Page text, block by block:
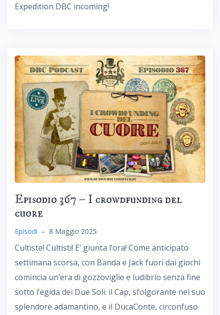
Expedition DBC incoming!
Episodio 367 – I crowdfunding del
cuore
Episodi – 8 Maggio 2025
Cultiste! Cultisti! E’ giunta l’ora! Come anticipato
settimana scorsa, con Banda e Jack fuori dai giochi
comincia un’era di gozzoviglie e ludibrio senza fine
sotto l’egida dei Due Soli: il Cap, sfolgorante nel suo
splendore adamantino, e il DucaConte, circonfuso